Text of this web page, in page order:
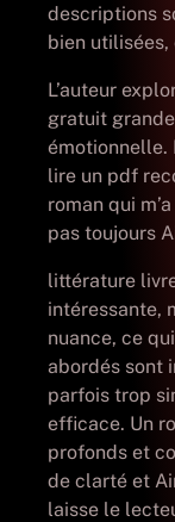
descriptions
bien utilisées,
L’auteur
gratuit
émotionnelle.
lire un pdf
roman qui
pas toujours
littérature
intéressante,
nuance, ce
abordés sont
parfois trop
efficace. Un
profonds et
de clarté et
laisse le